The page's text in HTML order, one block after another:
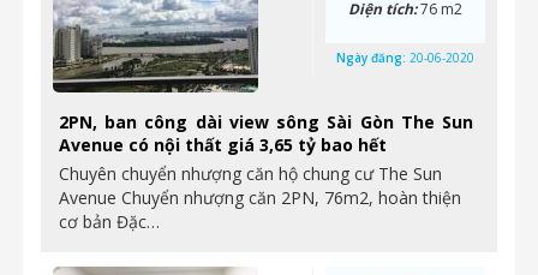
2PN, ban công dài view sông Sài Gòn The Sun
Avenue có nội thất giá 3,65 tỷ bao hết
Chuyên chuyển nhượng căn hộ chung cư The Sun
Avenue Chuyển nhượng căn 2PN, 76m2, hoàn thiện
cơ bản Đặc…
Diện tích:76 m2
Ngày đăng: 20-06-2020